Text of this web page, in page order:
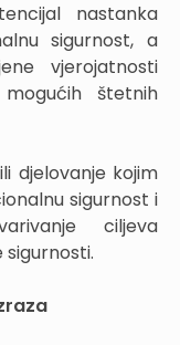
nastanka
sigurnost, a
vjerojatnosti
štetnih
djelovanje kojim
sigurnost i
ciljeva